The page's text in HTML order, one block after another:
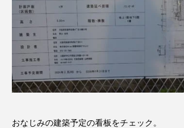
おなじみの建築予定の看板をチェック。